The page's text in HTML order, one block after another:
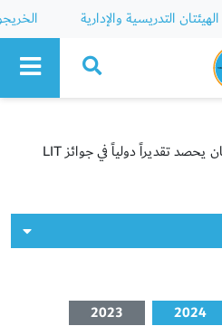
الهيئتان التدريسية والإدارية
مختبر الإضاءة في جامعة عجمان يحصد تقديراً دولياً في جوائز LIT
2024
2023